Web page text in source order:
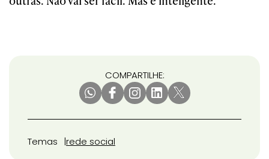
COMPARTILHE:
Temas rede social